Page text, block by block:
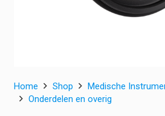
Home Shop Medische
Onderdelen en overig